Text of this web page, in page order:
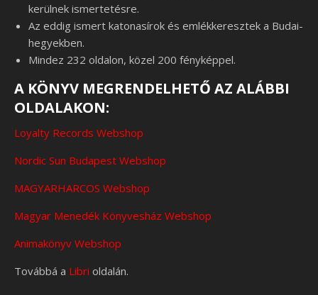
kerülnek ismertetésre.
Az eddig ismert katonasírok és emlékkeresztek a Budai-
hegyekben.
Mindez 232 oldalon, közel 200 fényképpel.
A KÖNYV MEGRENDELHETŐ AZ ALÁBBI
OLDALAKON:
Loyalty Records Webshop
Nordic Sun Budapest Webshop
MAGYARHARCOS Webshop
Magyar Menedék Könyvesház Webshop
Animakönyv Webshop
Továbbá a Libri oldalán.